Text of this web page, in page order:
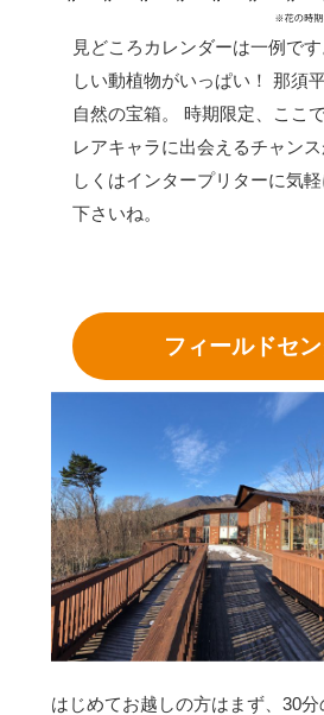
見どころカレンダーは一例で
しい動植物がいっぱい！ 那須
自然の宝箱。
時期限定、ここ
レアキャラに出会えるチャン
しくはインタープリターに気
下さいね。
フィールドセ
はじめてお越しの方はまず、30